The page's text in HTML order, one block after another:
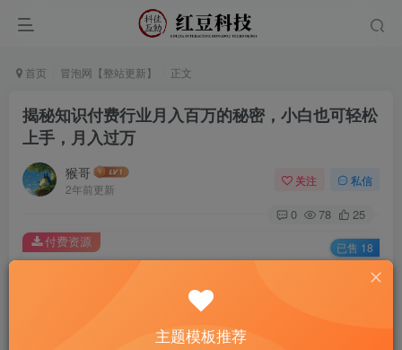
首页 冒泡网【整站更新】 正文
揭秘知识付费行业月入百万的秘密，小白也可轻松
上手，月入过万
猴哥
2年前更新
关注 私信
0 78 25
此内容为付费资源，请付费后查看
￥9.9
付费资源 已售 18
主题模板推荐